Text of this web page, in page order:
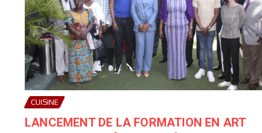
CUISINE
LANCEMENT DE LA FORMATION EN ART